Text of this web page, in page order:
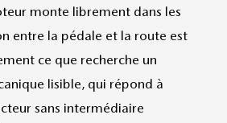
monte librement dans les
entre la pédale et la route est
ce que recherche un
lisible, qui répond à
sans intermédiaire